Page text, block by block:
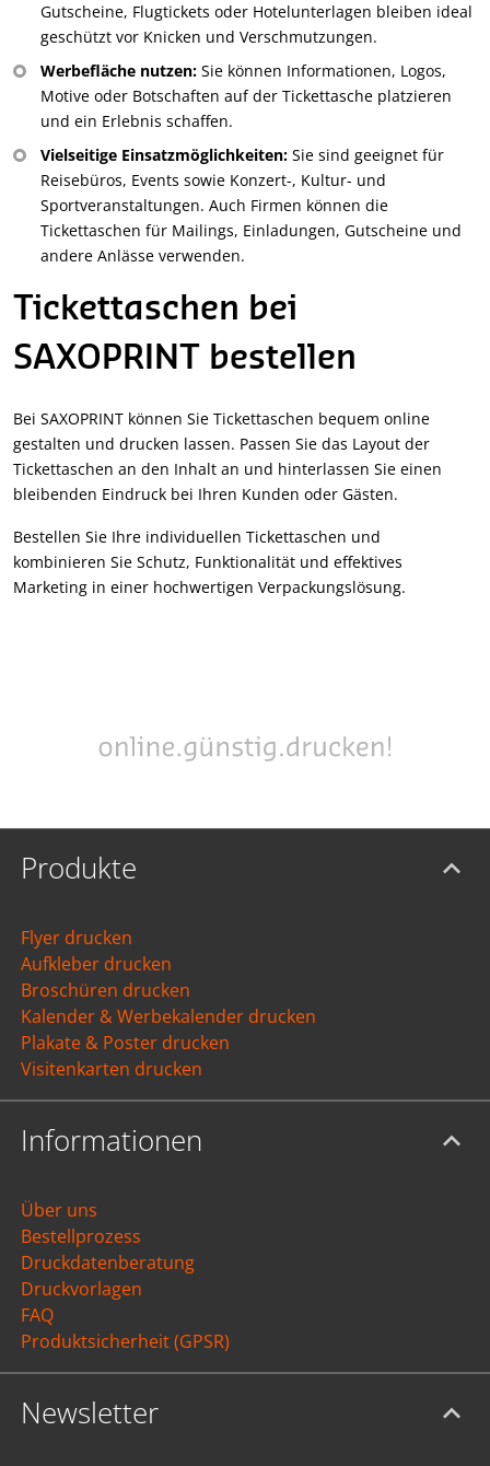
Gutscheine, Flugtickets oder Hotelunterlagen bleiben ideal
geschützt vor Knicken und Verschmutzungen.
Werbefläche nutzen: Sie können Informationen, Logos,
Motive oder Botschaften auf der Tickettasche platzieren
und ein Erlebnis schaffen.
Vielseitige Einsatzmöglichkeiten: Sie sind geeignet für
Reisebüros, Events sowie Konzert-, Kultur- und
Sportveranstaltungen. Auch Firmen können die
Tickettaschen für Mailings, Einladungen, Gutscheine und
andere Anlässe verwenden.
Tickettaschen bei
SAXOPRINT bestellen
Bei SAXOPRINT können Sie Tickettaschen bequem online
gestalten und drucken lassen. Passen Sie das Layout der
Tickettaschen an den Inhalt an und hinterlassen Sie einen
bleibenden Eindruck bei Ihren Kunden oder Gästen.
Bestellen Sie Ihre individuellen Tickettaschen und
kombinieren Sie Schutz, Funktionalität und effektives
Marketing in einer hochwertigen Verpackungslösung.
Produkte
Flyer drucken
Aufkleber drucken
Broschüren drucken
Kalender & Werbekalender drucken
Plakate & Poster drucken
Visitenkarten drucken
Informationen
Über uns
Bestellprozess
Druckdatenberatung
Druckvorlagen
FAQ
Produktsicherheit (GPSR)
Newsletter